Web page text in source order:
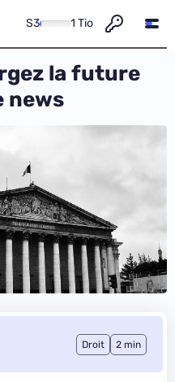
S3 1 Tio
la future
news
Droit 2 min